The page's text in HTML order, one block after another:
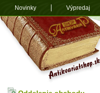
Novinky Výpredaj